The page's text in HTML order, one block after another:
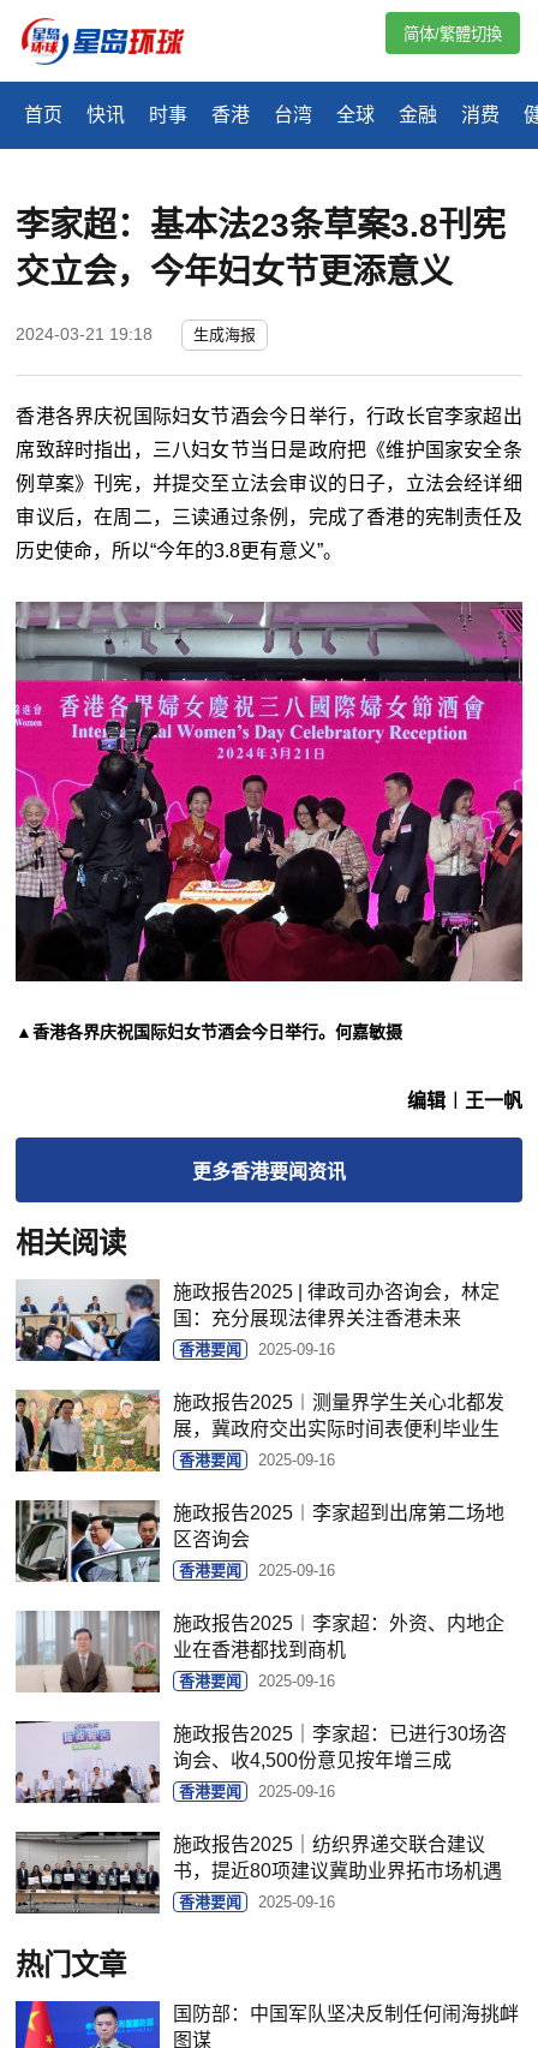
首页 快讯 时事 香港 台湾 全球 金融 消费
简体/繁體切換
李家超：基本法23条草案3.8刊宪
交立会，今年妇女节更添意义
2024-03-21 19:18 生成海报
香港各界庆祝国际妇女节酒会今日举行，行政长官李家超出
席致辞时指出，三八妇女节当日是政府把《维护国家安全条
例草案》刊宪，并提交至立法会审议的日子，立法会经详细
审议后，在周二，三读通过条例，完成了香港的宪制责任及
历史使命，所以“今年的3.8更有意义”。
▲香港各界庆祝国际妇女节酒会今日举行。何嘉敏摄
编辑︱王一帆
更多香港要闻资讯
相关阅读
施政报告2025 | 律政司办咨询会，林定
国：充分展现法律界关注香港未来
香港要闻 2025-09-16
施政报告2025︱测量界学生关心北都发
展，冀政府交出实际时间表便利毕业生
香港要闻 2025-09-16
施政报告2025︱李家超到出席第二场地
区咨询会
香港要闻 2025-09-16
施政报告2025︱李家超：外资、内地企
业在香港都找到商机
香港要闻 2025-09-16
施政报告2025｜李家超：已进行30场咨
询会、收4,500份意见按年增三成
香港要闻 2025-09-16
施政报告2025｜纺织界递交联合建议
书，提近80项建议冀助业界拓市场机遇
香港要闻 2025-09-16
热门文章
国防部：中国军队坚决反制任何闹海挑衅
图谋